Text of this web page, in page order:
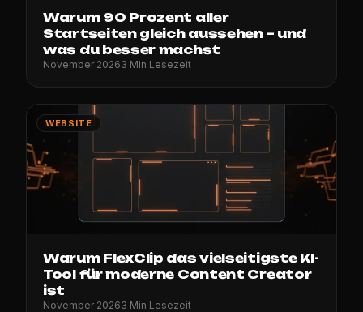
Warum 90 Prozent aller
Startseiten gleich aussehen – und
was du besser machst
November 20263 Min Lesezeit
WEBSITE
Warum FlexClip das vielseitigste KI-
Tool für moderne Content Creator
ist
November 20263 Min Lesezeit